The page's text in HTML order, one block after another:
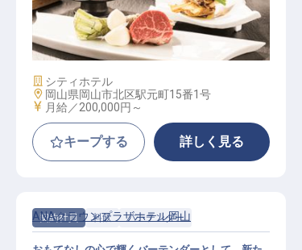
宴会サービス
施設業態
シティホテル
勤務地
岡山県岡山市北区駅元町15番1号
給与
月給／200,000円～
キープする 詳しく見る
契約社員 料飲 バーテンダー
ANAクラウンプラザホテル岡山